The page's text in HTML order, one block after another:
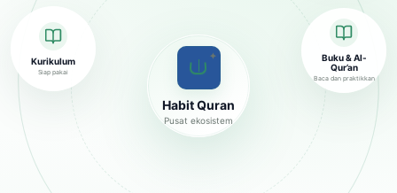
✦
Habit Quran
Pusat ekosistem
Buku & Al-
Qur’an
Baca dan praktikkan
Kurikulum
Siap pakai